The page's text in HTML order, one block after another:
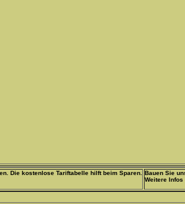
Die kostenlose Tariftabelle hilft beim Sparen.
Bauen Sie
Weitere